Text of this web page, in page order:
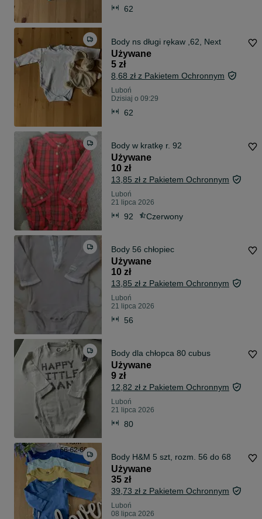
62
Body ns długi rękaw ,62, Next
Używane
5 zł
8,68 zł z Pakietem Ochronnym
Luboń
Dzisiaj o 09:29
62
Body w kratkę r. 92
Używane
10 zł
13,85 zł z Pakietem Ochronnym
Luboń
21 lipca 2026
92 Czerwony
Body 56 chłopiec
Używane
10 zł
13,85 zł z Pakietem Ochronnym
Luboń
21 lipca 2026
56
Body dla chłopca 80 cubus
Używane
9 zł
12,82 zł z Pakietem Ochronnym
Luboń
21 lipca 2026
80
Body H&M 5 szt, rozm. 56 do 68
Używane
35 zł
39,73 zł z Pakietem Ochronnym
Luboń
08 lipca 2026